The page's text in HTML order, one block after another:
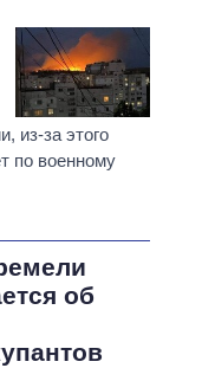
из-за этого
по военному
об